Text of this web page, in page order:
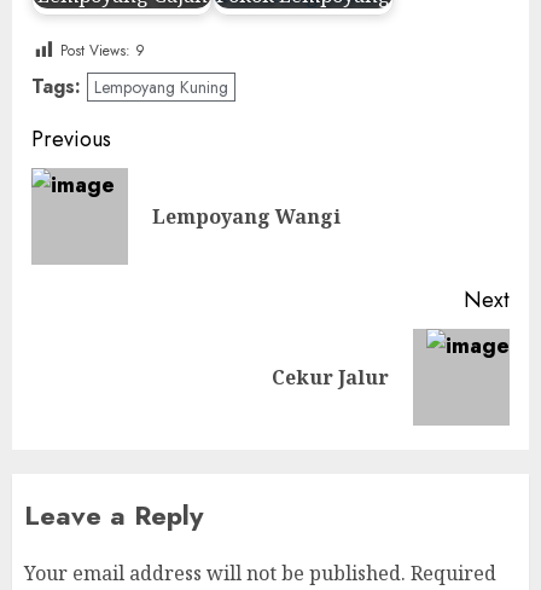
Post Views: 9
Tags: Lempoyang Kuning
Post
navigation
Previous
Lempoyang Wangi
Next
Cekur Jalur
Leave a Reply
Your email address will not be published. Required